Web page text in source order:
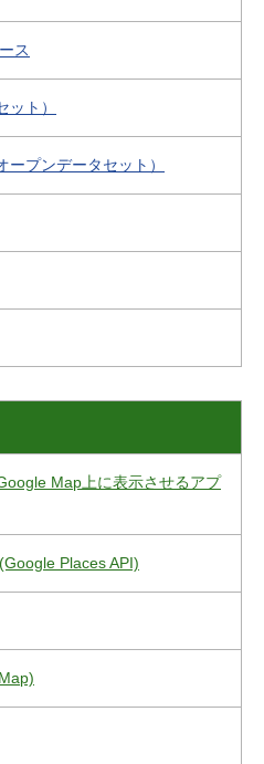
ス
ト）
プンデータセット）
Map上に表示させるアプ
Places API)